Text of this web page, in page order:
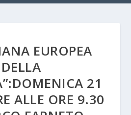
EUROPEA
DELLA
21
ALLE ORE 9.30